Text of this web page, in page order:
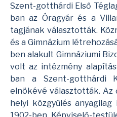
Szent-gotthárdi Első
ban az Óragyárés a
tagjának választották.
és a Gimnázium
ben alakult Gimnáziumi
volt az intézmény
ban a Szent-gotthárdi
elnökévé választották. Az
helyi közgyűlés